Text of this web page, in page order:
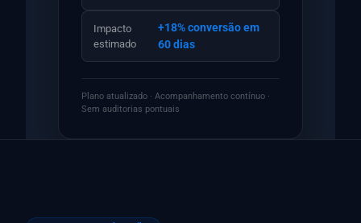
Impacto
estimado
+18% conversão em
60 dias
Plano atualizado · Acompanhamento contínuo ·
Sem auditorias pontuais